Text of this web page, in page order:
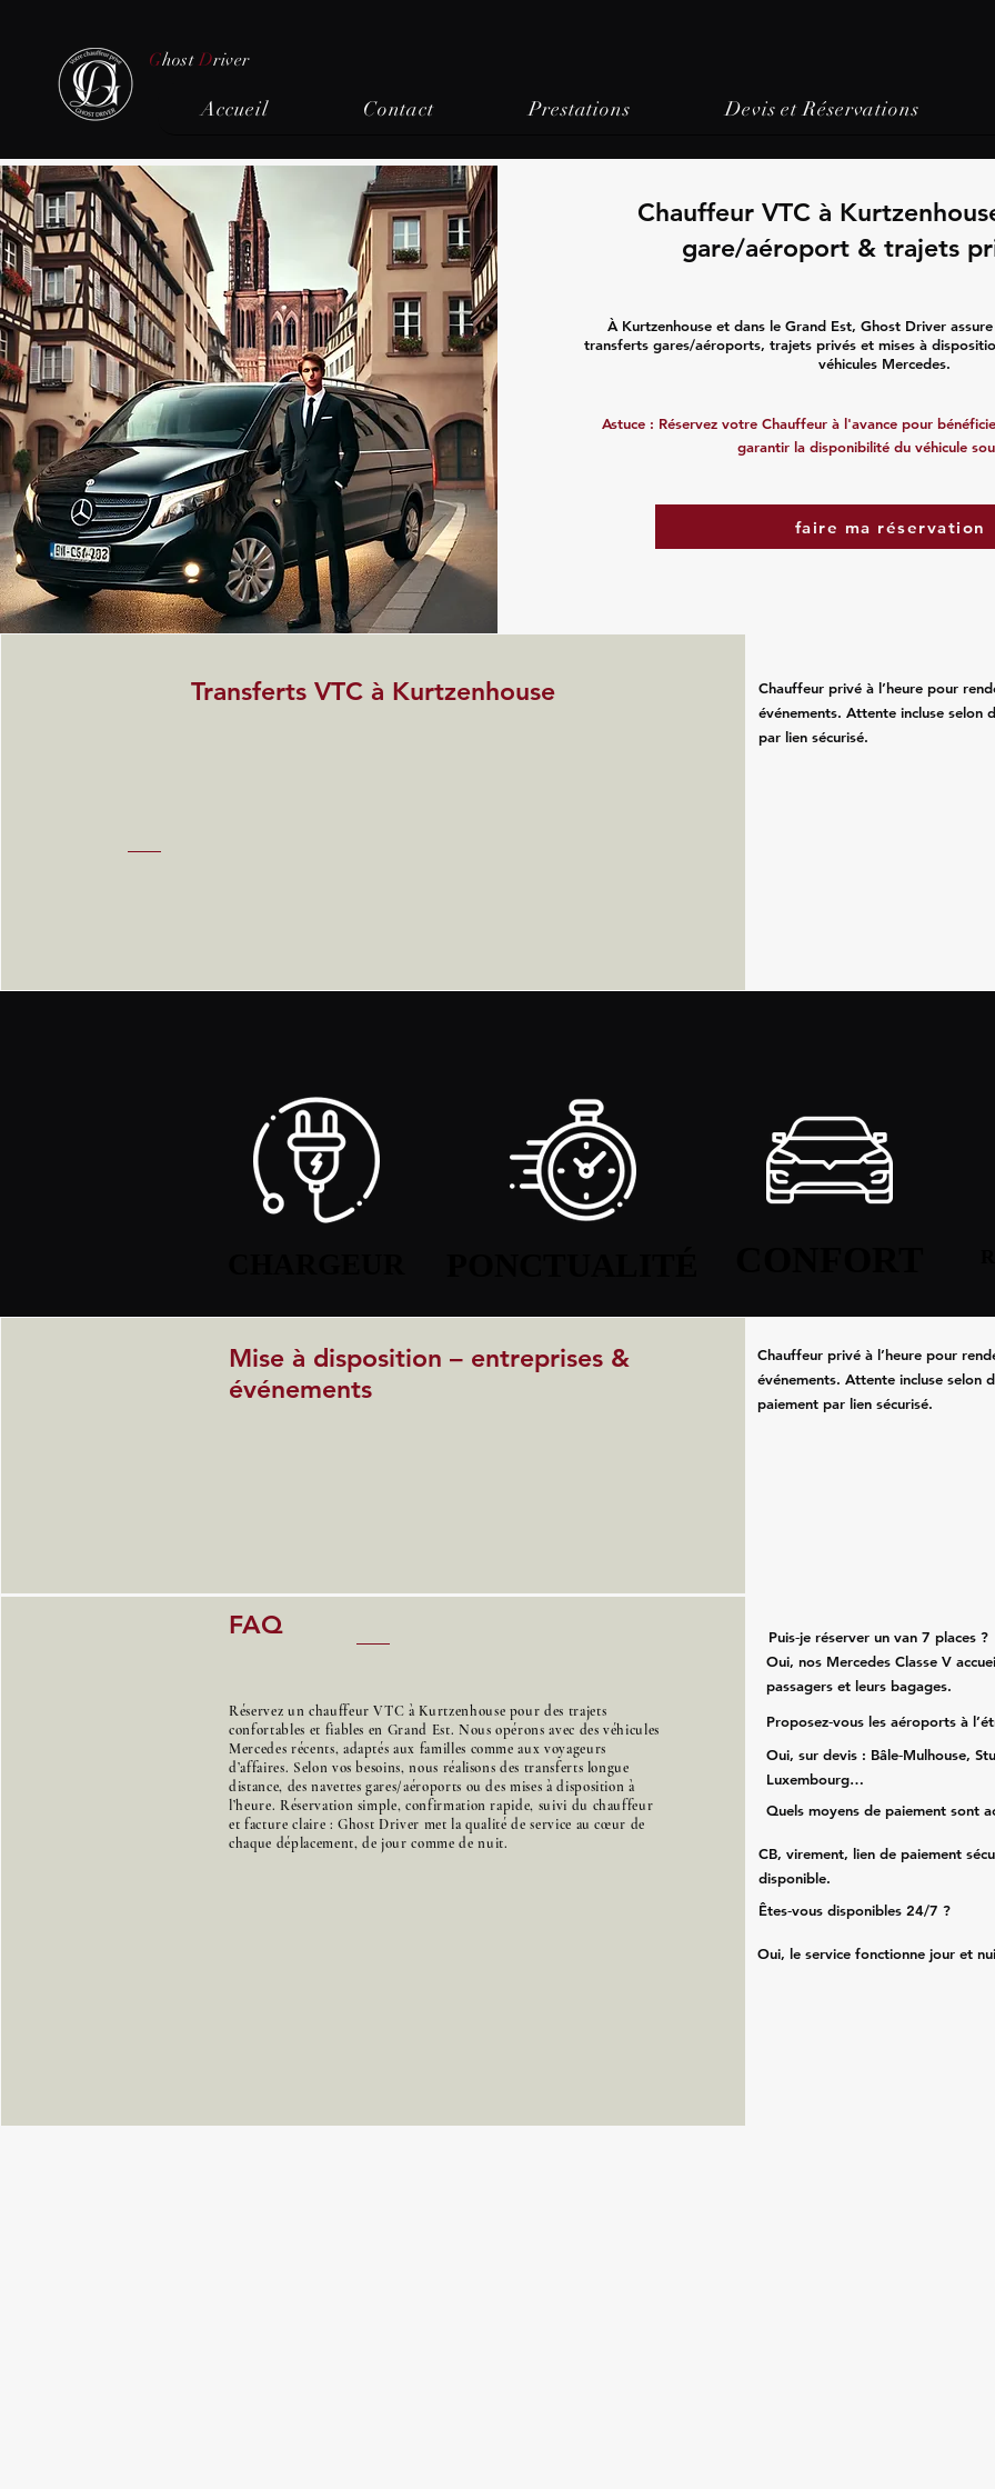
Ghost Driver
Accueil Contact Prestations Devis et Réservations
Chauffeur VTC à
gare/aéroport & trajets
À Kurtzenhouse et dans le Grand Est, Ghost Driver
transferts gares/aéroports, trajets privés et mises à
véhicules Mercedes.
Astuce : Réservez votre Chauffeur à l'avance pour
garantir la disponibilité du véhicule
faire ma réservation
Transferts VTC à Kurtzenhouse
Chauffeur privé à l’heure pour
événements. Attente incluse selon
par lien sécurisé.
Mise à disposition – entreprises &
événements
Chauffeur privé à l’heure pour
événements. Attente incluse selon
paiement par lien sécurisé.
FAQ
Réservez un chauffeur VTC à Kurtzenhouse pour des trajets
confortables et fiables en Grand Est. Nous opérons avec des véhicules
Mercedes récents, adaptés aux familles comme aux voyageurs
d’affaires. Selon vos besoins, nous réalisons des transferts longue
distance, des navettes gares/aéroports ou des mises à disposition à
l’heure. Réservation simple, confirmation rapide, suivi du chauffeur
et facture claire : Ghost Driver met la qualité de service au cœur de
chaque déplacement, de jour comme de nuit.
Puis‑je réserver un van 7 places ?
Oui, nos Mercedes Classe V
passagers et leurs bagages.
Proposez‑vous les aéroports à
Oui, sur devis : Bâle‑Mulhouse,
Luxembourg…
Quels moyens de paiement sont
CB, virement, lien de paiement
disponible.
Êtes‑vous disponibles 24/7 ?
Oui, le service fonctionne jour et